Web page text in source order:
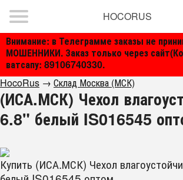
Внимание: в Телеграмме заказы не
МОШЕННИКИ. Заказ только через
ватсапу: 89106740330.
HOCORUS
HocoRus → Склад Москва (МСК)
(ИСА.МСК) Чехол
6.8" белый IS016545
Купить (ИСА.МСК) Чехол